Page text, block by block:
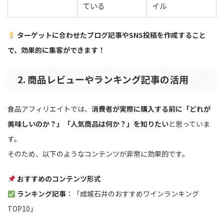
ている
イル
ターゲットに合わせたブログ記事やSNS投稿を作成すること
で、効果的に集客ができます！
2. 商品レビューやランキング記事の活用
食品アフィリエイトでは、 消費者が実際に購入する前に「どれが
美味しいのか？」「人気商品は何か？」を知りたいと思っていま
す。
そのため、以下のようなコンテンツが非常に効果的です。
おすすめのコンテンツ形式
ランキング記事：「成城石井のおすすめワインランキング
TOP10」